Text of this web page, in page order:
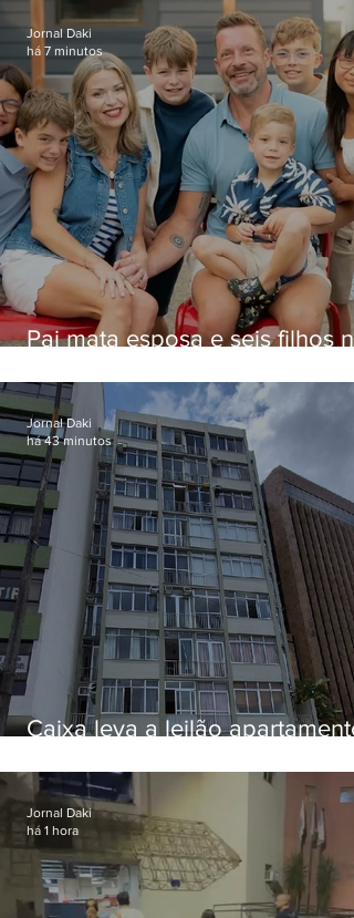
Pai mata esposa e seis filhos
Jornal Daki
há 7 minutos
Caixa leva a leilão apartamento
Botafogo
Jornal Daki
há 43 minutos
Jornal Daki
há 1 hora